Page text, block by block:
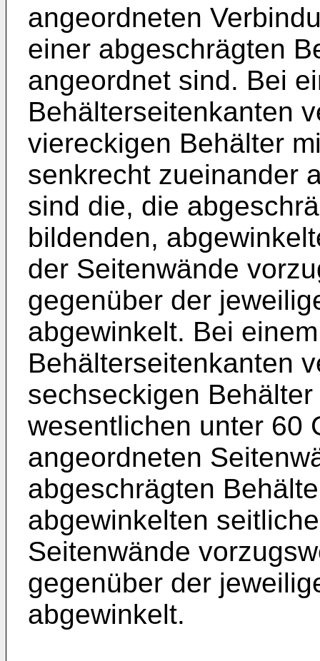
angeordneten
einer abgeschrägten
angeordnet sind. Bei
Behälterseitenkanten
viereckigen Behälter
senkrecht zueinander
sind die, die
bildenden,
der Seitenwände
gegenüber der
abgewinkelt. Bei
Behälterseitenkanten
sechseckigen
wesentlichen unter 60
angeordneten
abgeschrägten
abgewinkelten
Seitenwände
gegenüber der
abgewinkelt.